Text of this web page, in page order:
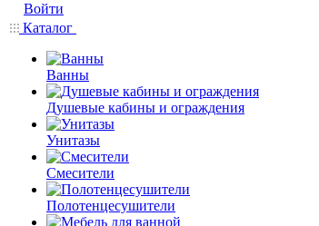
Войти
Каталог
Ванны
Душевые кабины и ограждения
Унитазы
Смесители
Полотенцесушители